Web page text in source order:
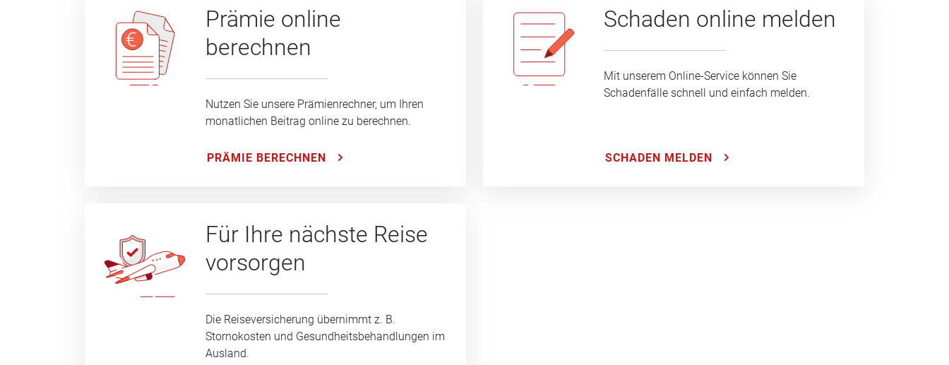
Prämie online
berechnen
Nutzen Sie unsere Prämienrechner, um Ihren
monatlichen Beitrag online zu berechnen.
PRÄMIE BERECHNEN
Schaden online melden
Mit unserem Online-Service können Sie
Schadenfälle schnell und einfach melden.
SCHADEN MELDEN
Für Ihre nächste Reise
vorsorgen
Die Reiseversicherung übernimmt z. B.
Stornokosten und Gesundheitsbehandlungen im
Ausland.